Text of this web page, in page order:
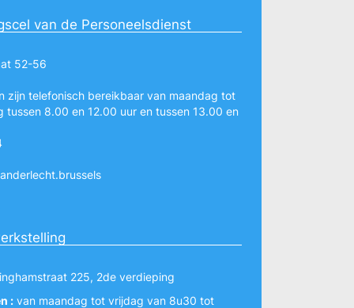
van de Personeelsdienst
52-56
zijn telefonisch bereikbaar van maandag tot
tussen 8.00 en 12.00 uur en tussen 13.00 en
225, 2de verdieping
: van maandag tot vrijdag van 8u30 tot